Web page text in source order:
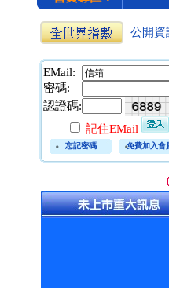
公開資
EMail:
密碼:
認證碼:
記住EMail
忘記密碼 免費加入會